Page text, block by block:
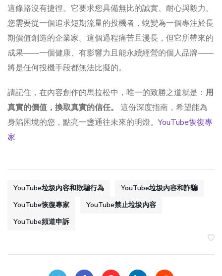
這條路沒有捷徑。它要求您具備無比的誠實、耐心與毅力。
您需要從一個追求短期流量的投機者，蛻變為一個專注於長
期價值創造的企業家。這個過程痛苦且漫長，但它所帶來的
成果——一個健康、有影響力且能永續經營的個人品牌——
將是任何投機手段都無法比擬的。
請記住，在內容創作的馬拉松中，唯一的致勝之道就是： 用
真實的價值，換取真實的信任。
這份深度指南，希望能為
身陷困境的您，點亮一盞通往未來的明燈。YouTube恢復專
家
YouTube垃圾內容和欺騙行為
YouTube垃圾內容和詐騙
YouTube恢復專家
YouTube禁止垃圾內容
YouTube頻道申訴